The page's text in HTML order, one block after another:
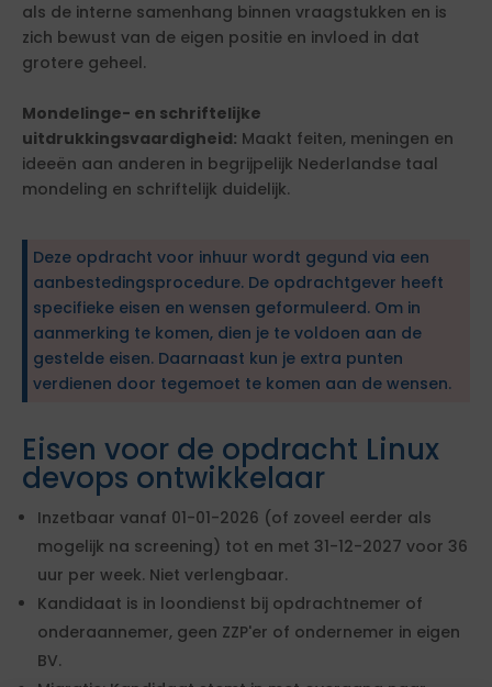
als de interne samenhang binnen vraagstukken en is
zich bewust van de eigen positie en invloed in dat
grotere geheel.
Mondelinge- en schriftelijke
uitdrukkingsvaardigheid: Maakt feiten, meningen en
ideeën aan anderen in begrijpelijk Nederlandse taal
mondeling en schriftelijk duidelijk.
Deze opdracht voor inhuur wordt gegund via een
aanbestedingsprocedure. De opdrachtgever heeft
specifieke eisen en wensen geformuleerd. Om in
aanmerking te komen, dien je te voldoen aan de
gestelde eisen. Daarnaast kun je extra punten
verdienen door tegemoet te komen aan de wensen.
Eisen voor de opdracht Linux
devops ontwikkelaar
Inzetbaar vanaf 01-01-2026 (of zoveel eerder als
mogelijk na screening) tot en met 31-12-2027 voor 36
uur per week. Niet verlengbaar.
Kandidaat is in loondienst bij opdrachtnemer of
onderaannemer, geen ZZP'er of ondernemer in eigen
BV.